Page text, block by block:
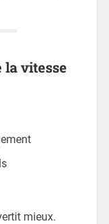
la vitesse
mieux.